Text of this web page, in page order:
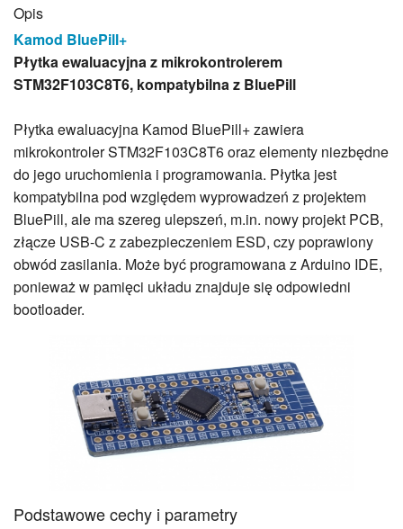
Opis
Kamod BluePill+
Płytka ewaluacyjna z mikrokontrolerem
STM32F103C8T6, kompatybilna z BluePill
Płytka ewaluacyjna Kamod BluePill+ zawiera
mikrokontroler STM32F103C8T6 oraz elementy niezbędne
do jego uruchomienia i programowania. Płytka jest
kompatybilna pod względem wyprowadzeń z projektem
BluePill, ale ma szereg ulepszeń, m.in. nowy projekt PCB,
złącze USB-C z zabezpieczeniem ESD, czy poprawiony
obwód zasilania. Może być programowana z Arduino IDE,
ponieważ w pamięci układu znajduje się odpowiedni
bootloader.
Podstawowe cechy i parametry